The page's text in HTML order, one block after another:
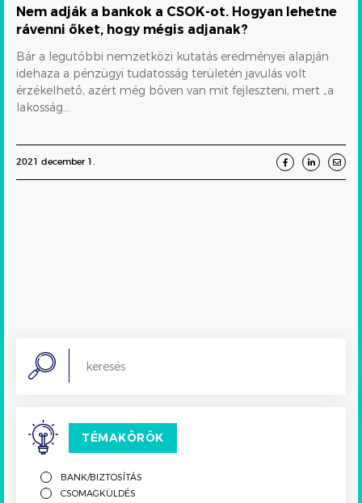
rávenni
őket,
hogy
mégis
adjanak?
Nem adják a bankok a CSOK-ot. Hogyan lehetne
rávenni őket, hogy mégis adjanak?
Bár a legutóbbi nemzetközi kutatás eredményei alapján
idehaza a pénzügyi tudatosság területén javulás volt
érzékelhető, azért még bőven van mit fejleszteni, mert „a
lakosság...
2021 december 1.
Search
TÉMAKÖRÖK
BANK/BIZTOSÍTÁS
CSOMAGKÜLDÉS